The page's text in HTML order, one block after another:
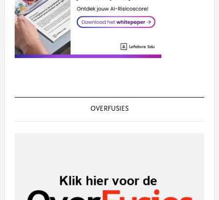
OVERFUSIES